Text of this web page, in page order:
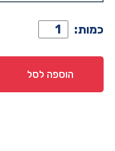
כמות: כמות
של
שולחן
סלון
הוספה לסל